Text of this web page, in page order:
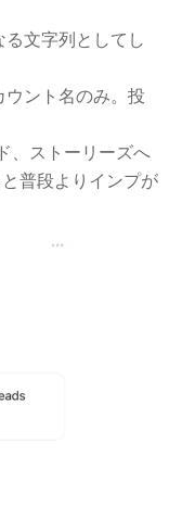
る文字列としてし
ウント名のみ。投
、ストーリーズへ
普段よりインプが